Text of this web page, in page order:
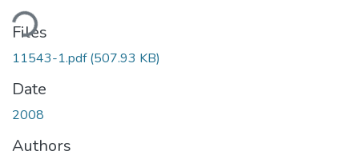
Files
11543-1.pdf(507.93 KB)
Date
2008
Authors